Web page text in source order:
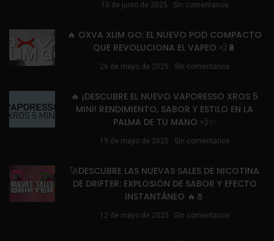
10 de junio de 2025 Sin comentarios
🔥 OXVA XLIM GO: EL NUEVO POD COMPACTO
QUE REVOLUCIONA EL VAPEO 💨🔋
26 de mayo de 2025 Sin comentarios
🔥 ¡DESCUBRE EL NUEVO VAPORESSO XROS 5
MINI! RENDIMIENTO, SABOR Y ESTILO EN LA
PALMA DE TU MANO 💨✨
19 de mayo de 2025 Sin comentarios
🚀DESCUBRE LAS NUEVAS SALES DE NICOTINA
DE DRIFTER: EXPLOSIÓN DE SABOR Y EFECTO
INSTANTÁNEO 🔥🧂
12 de mayo de 2025 Sin comentarios